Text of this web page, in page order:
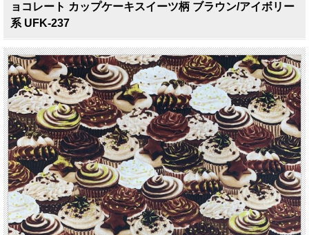
ョコレート カップケーキスイーツ柄 ブラウン/アイボリー
系 UFK-237